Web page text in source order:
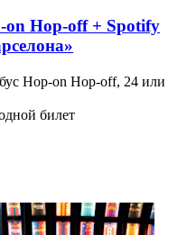
on Hop-off + Spotify
Hop-on Hop-off, 24 или
билет